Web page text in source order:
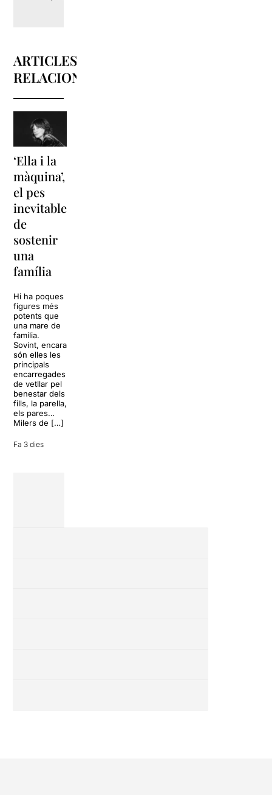
ARTICLES
RELACIONATS
‘Ella i la
màquina’,
el pes
inevitable
de
sostenir
una
família
Hi ha poques
figures més
potents que
una mare de
família.
Sovint, encara
són elles les
principals
encarregades
de vetllar pel
benestar dels
fills, la parella,
els pares…
Milers de […]
Fa 3 dies